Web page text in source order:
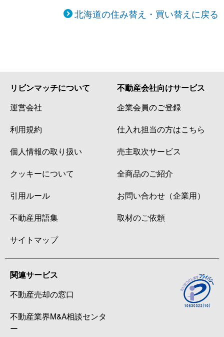
北海道の住み替え・買い替えに戻る
リビンマッチについて
運営会社
利用規約
個人情報の取り扱い
クッキーについて
引用ルール
不動産用語集
サイトマップ
不動産会社向けサービス
企業会員のご登録
仕入れ担当の方はこちら
売主取次サービス
全商品のご紹介
お問い合わせ（企業用）
取材のご依頼
関連サービス
不動産売却の窓口
不動産業界M&A相談センタ
ー